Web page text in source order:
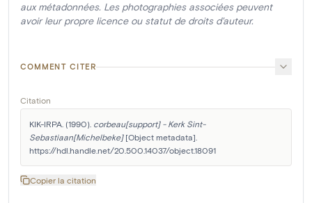
aux métadonnées. Les photographies associées peuvent
avoir leur propre licence ou statut de droits d'auteur.
COMMENT CITER
Citation
KIK-IRPA. (1990). corbeau[support] - Kerk Sint-
Sebastiaan[Michelbeke] [Object metadata].
https://hdl.handle.net/20.500.14037/object.18091
Copier la citation